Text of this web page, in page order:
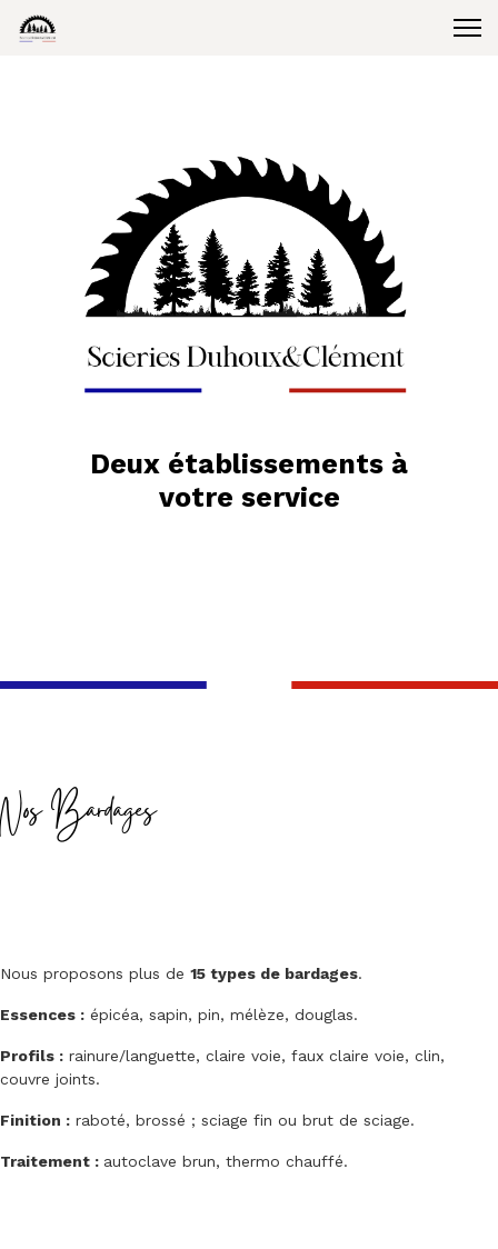
Deux établissements à
votre service
Nos Bardages
Nous proposons plus de 15 types de bardages.
Essences : épicéa, sapin, pin, mélèze, douglas.
Profils : rainure/languette, claire voie, faux claire voie, clin,
couvre joints.
Finition : raboté, brossé ; sciage fin ou brut de sciage.
Traitement : autoclave brun, thermo chauffé.